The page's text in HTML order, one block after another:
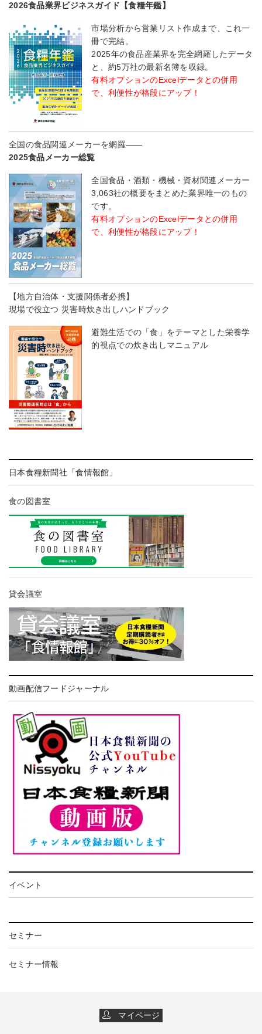
2026食品業界ビジネスガイド【食糧年鑑】
市場分析から営業リスト作成まで、これ一
冊で完結。
2025年の食品産業界を完全網羅したデータ
と、約5万社の最新名簿を収録。
有料オプションのExcelデータとの併用
で、利便性が格段にアップ！
全国の食品関連メーカーを網羅――
2025食品メーカー総覧
全国食品・酒類・機械・資材関連メーカー
3,063社の概要をまとめた業界唯一のもの
です。
有料オプションのExcelデータとの併用
で、利便性が格段にアップ！
【地方自治体・支援関係者必携】
現場で役立つ 災害時炊き出しハンドブック
避難生活での「食」をテーマとした栄養学
的視点での炊き出しマニュアル
日本食糧新聞社「食情報館」
食の図書室
貸会議室
動画配信フードジャーナル
イベント
セミナー
セミナー情報
マイページ